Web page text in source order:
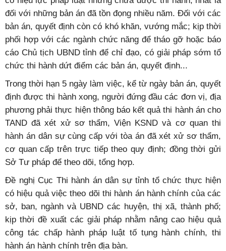
đối với những bản án đã tồn đọng nhiều năm. Đối với các
bản án, quyết định còn có khó khăn, vướng mắc; kịp thời
phối hợp với các ngành chức năng để tháo gỡ hoặc báo
cáo Chủ tịch UBND tỉnh để chỉ đạo, có giải pháp sớm tổ
chức thi hành dứt điểm các bản án, quyết định...
Trong thời hạn 5 ngày làm việc, kể từ ngày bản án, quyết
định được thi hành xong, người đứng đầu các đơn vị, địa
phương phải thực hiện thông báo kết quả thi hành án cho
TAND đã xét xử sơ thẩm, Viện KSND và cơ quan thi
hành án dân sự cùng cấp với tòa án đã xét xử sơ thẩm,
cơ quan cấp trên trực tiếp theo quy định; đồng thời gửi
Sở Tư pháp để theo dõi, tổng hợp.
Đề nghị Cục Thi hành án dân sự tỉnh tổ chức thực hiện
có hiệu quả việc theo dõi thi hành án hành chính của các
sở, ban, ngành và UBND các huyện, thị xã, thành phố;
kịp thời đề xuất các giải pháp nhằm nâng cao hiệu quả
công tác chấp hành pháp luật tố tụng hành chính, thi
hành án hành chính trên địa bàn.